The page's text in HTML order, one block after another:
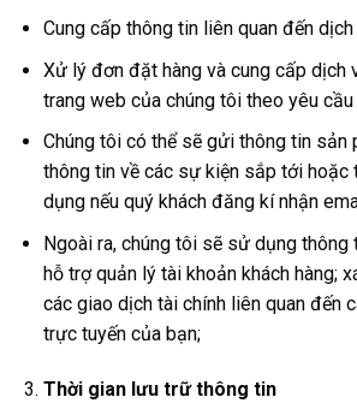
Cung cấp thông tin liên quan đến dịch
Xử lý đơn đặt hàng và cung cấp dịch
trang web của chúng tôi theo yêu
Chúng tôi có thể sẽ gửi thông tin sản
thông tin về các sự kiện sắp tới hoặc
dụng nếu quý khách đăng kí nhận
Ngoài ra, chúng tôi sẽ sử dụng thông
hỗ trợ quản lý tài khoản khách hàng;
các giao dịch tài chính liên quan đến
trực tuyến của bạn;
Thời gian lưu trữ thông tin